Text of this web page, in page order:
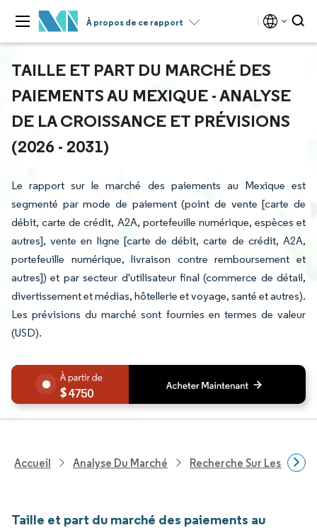
À propos de ce rapport
TAILLE ET PART DU MARCHÉ DES
PAIEMENTS AU MEXIQUE - ANALYSE
DE LA CROISSANCE ET PRÉVISIONS
(2026 - 2031)
Le rapport sur le marché des paiements au Mexique est
segmenté par mode de paiement (point de vente [carte de
débit, carte de crédit, A2A, portefeuille numérique, espèces et
autres], vente en ligne [carte de débit, carte de crédit, A2A,
portefeuille numérique, livraison contre remboursement et
autres]) et par secteur d'utilisateur final (commerce de détail,
divertissement et médias, hôtellerie et voyage, santé et autres).
Les prévisions du marché sont fournies en termes de valeur
(USD).
4750
Accueil Analyse Du Marché Recherche Sur Les
Taille et part du marché des paiements au